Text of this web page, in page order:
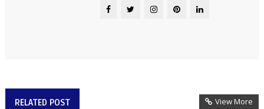
RELATED POST View More